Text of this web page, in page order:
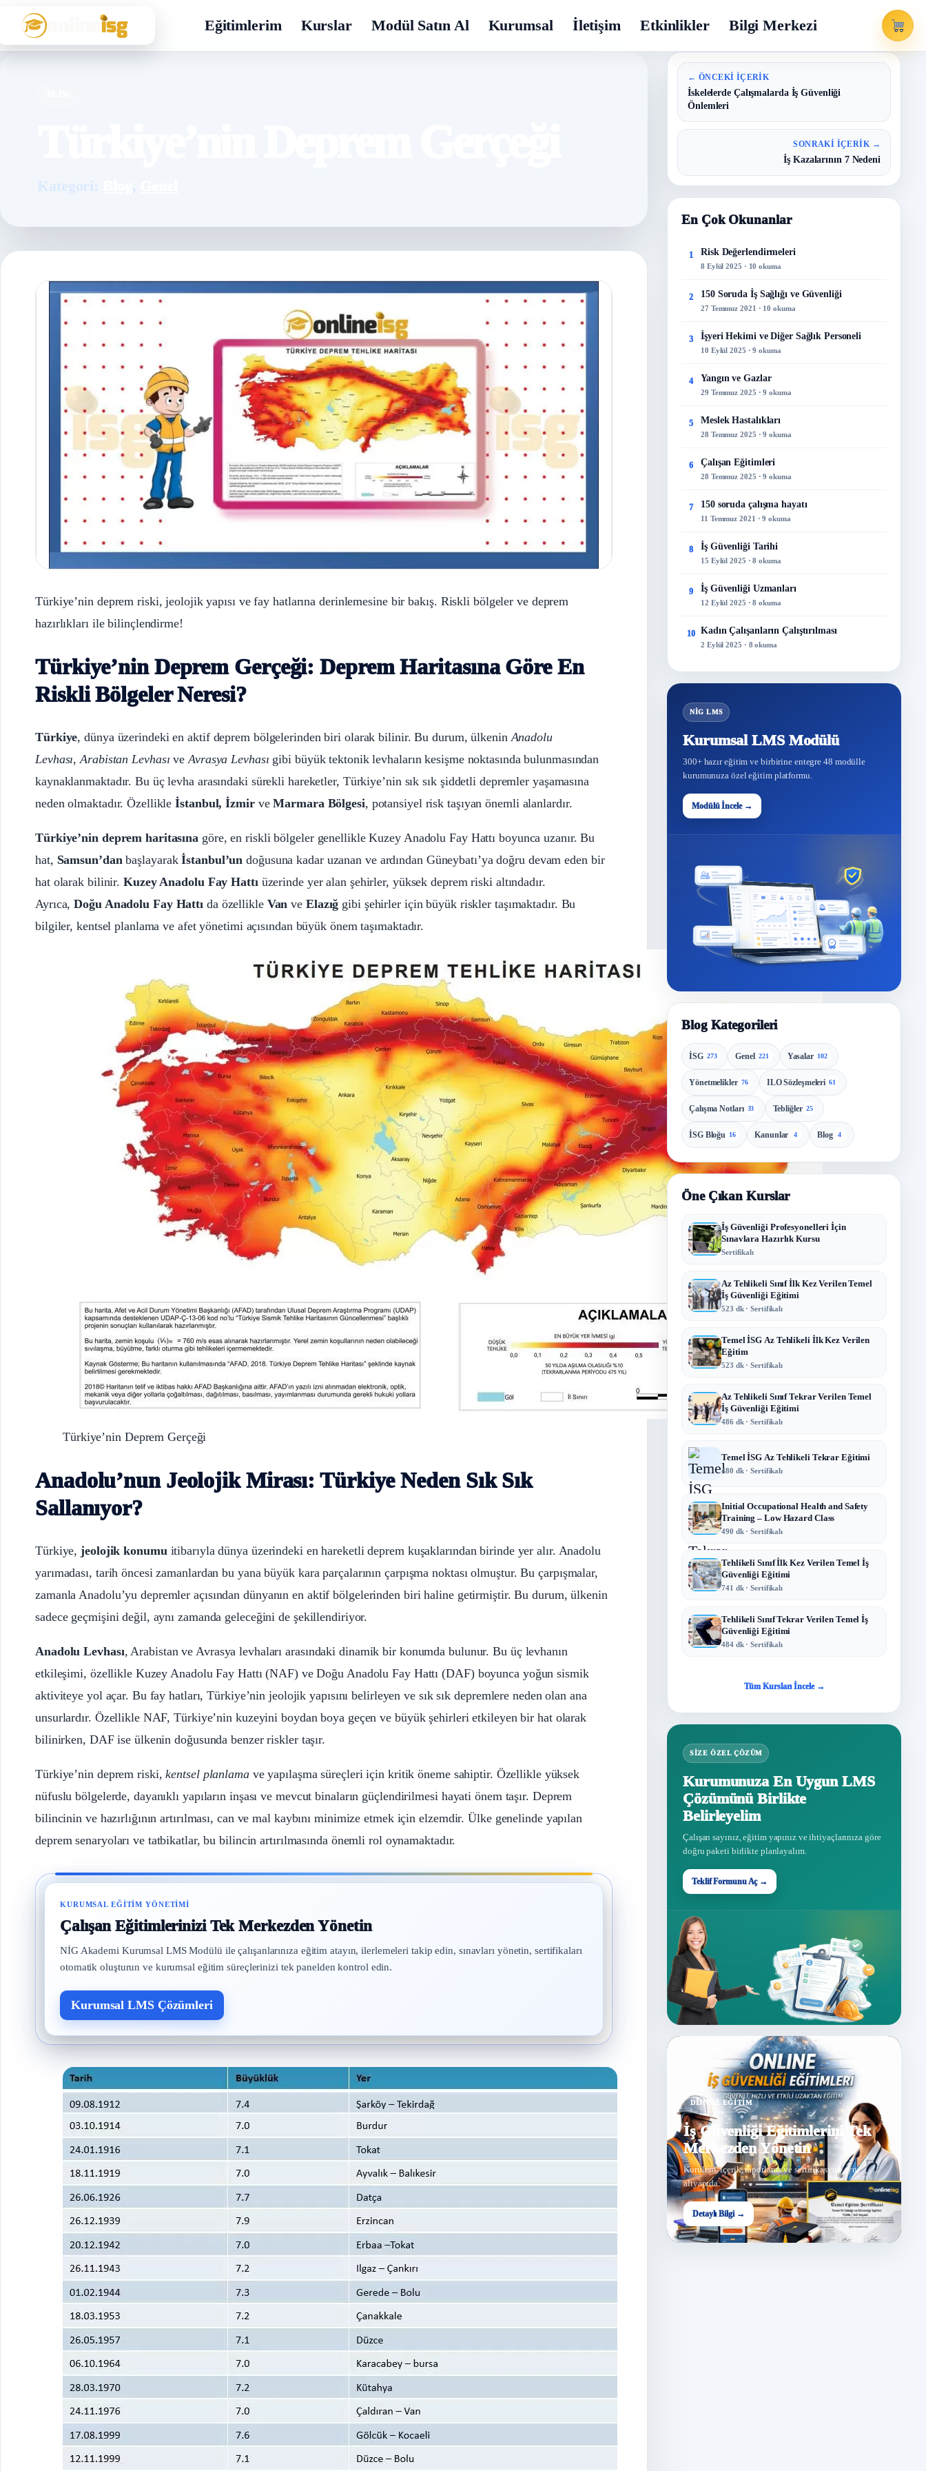
Eğitimlerim Kurslar Modül Satın Al Kurumsal İletişim Etkinlikler Bilgi Merkezi
Kategori: ,
Türkiye’nin deprem riski, jeolojik yapısı ve fay hatlarına derinlemesine bir bakış. Riskli bölgeler ve deprem
hazırlıkları ile bilinçlendirme!
Türkiye’nin Deprem Gerçeği: Deprem Haritasına Göre En
Riskli Bölgeler Neresi?
Türkiye, dünya üzerindeki en aktif deprem bölgelerinden biri olarak bilinir. Bu durum, ülkeninAnadolu
Levhası,Arabistan Levhası veAvrasya Levhası gibi büyük tektonik levhaların kesişme noktasında bulunmasından
kaynaklanmaktadır. Bu üç levha arasındaki sürekli hareketler, Türkiye’nin sık sık şiddetli depremler yaşamasına
neden olmaktadır. Özellikleİstanbul, İzmirveMarmara Bölgesi, potansiyel risk taşıyan önemli alanlardır.
Türkiye’nin deprem haritasına göre, en riskli bölgeler genellikle Kuzey Anadolu Fay Hattı boyunca uzanır. Bu
hat, Samsun’danbaşlayarakİstanbul’un doğusuna kadar uzanan ve ardından Güneybatı’ya doğru devam eden bir
hat olarak bilinir.Kuzey Anadolu Fay Hattıüzerinde yer alan şehirler, yüksek deprem riski altındadır.
Ayrıca,Doğu Anadolu Fay Hattı da özellikle Van ve Elazığ gibi şehirler için büyük riskler taşımaktadır. Bu
bilgiler, kentsel planlama ve afet yönetimi açısından büyük önem taşımaktadır.
Türkiye’nin Deprem Gerçeği
Anadolu’nun Jeolojik Mirası: Türkiye Neden Sık Sık
Sallanıyor?
Türkiye,jeolojik konumuitibarıyla dünya üzerindeki en hareketli deprem kuşaklarından birinde yer alır. Anadolu
yarımadası, tarih öncesi zamanlardan bu yana büyük kara parçalarının çarpışma noktası olmuştur. Bu çarpışmalar,
zamanla Anadolu’yu depremler açısından dünyanın en aktif bölgelerinden biri haline getirmiştir. Bu durum, ülkenin
sadece geçmişini değil, aynı zamanda geleceğini de şekillendiriyor.
Anadolu Levhası, Arabistan ve Avrasya levhaları arasındaki dinamik bir konumda bulunur. Bu üç levhanın
etkileşimi, özellikle Kuzey Anadolu Fay Hattı (NAF) ve Doğu Anadolu Fay Hattı (DAF) boyunca yoğun sismik
aktiviteye yol açar. Bu fay hatları, Türkiye’nin jeolojik yapısını belirleyen ve sık sık depremlere neden olan ana
unsurlardır. Özellikle NAF, Türkiye’nin kuzeyini boydan boya geçen ve büyük şehirleri etkileyen bir hat olarak
bilinirken, DAF ise ülkenin doğusunda benzer riskler taşır.
Türkiye’nin deprem riski,kentsel planlamave yapılaşma süreçleri için kritik öneme sahiptir. Özellikle yüksek
nüfuslu bölgelerde, dayanıklı yapıların inşası ve mevcut binaların güçlendirilmesi hayati önem taşır. Deprem
bilincinin ve hazırlığının artırılması, can ve mal kaybını minimize etmek için elzemdir. Ülke genelinde yapılan
deprem senaryoları ve tatbikatlar, bu bilincin artırılmasında önemli rol oynamaktadır.
KURUMSAL EĞITIM YÖNETIMI
Çalışan Eğitimlerinizi Tek Merkezden Yönetin
NİG Akademi Kurumsal LMS Modülü ile çalışanlarınıza eğitim atayın, ilerlemeleri takip edin, sınavları yönetin, sertifikaları
otomatik oluşturun ve kurumsal eğitim süreçlerinizi tek panelden kontrol edin.
Kurumsal LMS Çözümleri
← ÖNCEKI İÇERIK
İskelelerde Çalışmalarda İş Güvenliği
Önlemleri
SONRAKI İÇERIK →
İş Kazalarının 7 Nedeni
En Çok Okunanlar
1 Risk Değerlendirmeleri
8 Eylül 2025 · 10 okuma
2 150 Soruda İş Sağlığı ve Güvenliği
27 Temmuz 2021 · 10 okuma
3 İşyeri Hekimi ve Diğer Sağlık Personeli
10 Eylül 2025 · 9 okuma
4 Yangın ve Gazlar
29 Temmuz 2025 · 9 okuma
5 Meslek Hastalıkları
28 Temmuz 2025 · 9 okuma
6 Çalışan Eğitimleri
28 Temmuz 2025 · 9 okuma
7 150 soruda çalışma hayatı
11 Temmuz 2021 · 9 okuma
8 İş Güvenliği Tarihi
15 Eylül 2025 · 8 okuma
9 İş Güvenliği Uzmanları
12 Eylül 2025 · 8 okuma
10 Kadın Çalışanların Çalıştırılması
2 Eylül 2025 · 8 okuma
NİG LMS
Kurumsal LMS Modülü
300+ hazır eğitim ve birbirine entegre 48 modülle
kurumunuza özel eğitim platformu.
Modülü İncele →
Blog Kategorileri
İSG 273 Genel 221 Yasalar 102
Yönetmelikler 76 ILO Sözleşmeleri 61
Çalışma Notları 33 Tebliğler 25
İSG Bloğu 16 Kanunlar 4 Blog 4
Öne Çıkan Kurslar
İş Güvenliği Profesyonelleri İçin
Sınavlara Hazırlık Kursu
Sertifikalı
Az Tehlikeli Sınıf İlk Kez Verilen Temel
İş Güvenliği Eğitimi
523 dk · Sertifikalı
Temel İSG Az Tehlikeli İlk Kez Verilen
Eğitim
523 dk · Sertifikalı
Az Tehlikeli Sınıf Tekrar Verilen Temel
İş Güvenliği Eğitimi
486 dk · Sertifikalı
Temel İSG Az Tehlikeli Tekrar Eğitimi
480 dk · Sertifikalı
Initial Occupational Health and Safety
Training – Low Hazard Class
490 dk · Sertifikalı
Tehlikeli Sınıf İlk Kez Verilen Temel İş
Güvenliği Eğitimi
741 dk · Sertifikalı
Tehlikeli Sınıf Tekrar Verilen Temel İş
Güvenliği Eğitimi
484 dk · Sertifikalı
Tüm Kursları İncele →
SIZE ÖZEL ÇÖZÜM
Kurumunuza En Uygun LMS
Çözümünü Birlikte
Belirleyelim
Çalışan sayınız, eğitim yapınız ve ihtiyaçlarınıza göre
doğru paketi birlikte planlayalım.
Teklif Formunu Aç →
DIJITAL EĞITIM
İş Güvenliği Eğitimlerini Tek
Merkezden Yönetin
Kurulum, içerik, raporlama ve sertifikasyon aynı
altyapıda.
Detaylı Bilgi →